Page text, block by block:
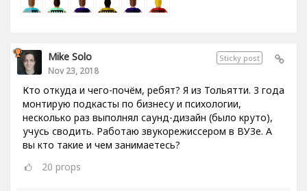
Sticky post
Mike Solo
Nov 23, 2018
Кто откуда и чего-почём, ребят? Я из Тольятти. 3 года
монтирую подкасты по бизнесу и психологии,
несколько раз выполнял саунд-дизайн (было круто),
учусь сводить. Работаю звукорежиссером в ВУЗе. А
вы кто такие и чем занимаетесь?
20 props